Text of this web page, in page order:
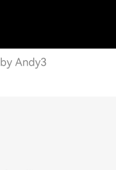
by Andy3